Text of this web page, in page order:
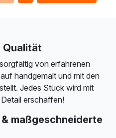
von erfahrenen
handgemalt und mit den
Jedes Stück wird mit
erschaffen!
maßgeschneiderte